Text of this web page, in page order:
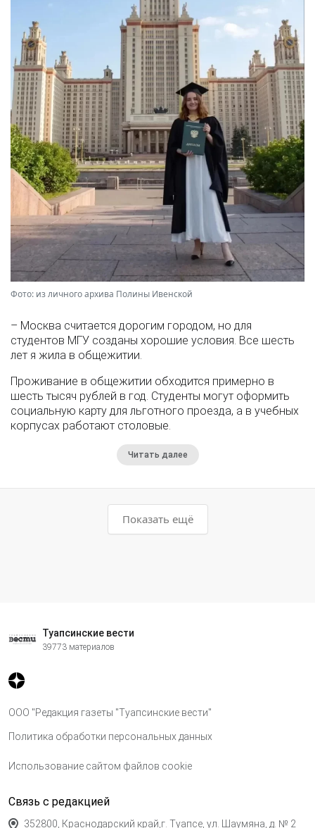
Фото: из личного архива Полины Ивенской
– Москва считается дорогим городом, но для
студентов МГУ созданы хорошие условия. Все шесть
лет я жила в общежитии.
Проживание в общежитии обходится примерно в
шесть тысяч рублей в год. Студенты могут оформить
социальную карту для льготного проезда, а в учебных
корпусах работают столовые.
Читать далее
Показать ещё
Туапсинские вести
39773 материалов
ООО "Редакция газеты "Туапсинские вести"
Политика обработки персональных данных
Использование сайтом файлов cookie
Связь с редакцией
352800, Краснодарский край,г. Туапсе, ул. Шаумяна, д. № 2